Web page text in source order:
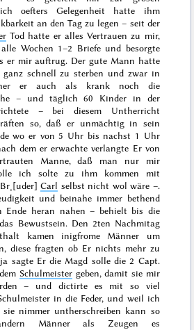
oefters Gelegenheit hatte ihm
an den Tag zu legen – seit der
Tod hatte er alles Vertrauen zu mir,
Wochen 1–2 Briefe und besorgte
er mir auftrug. Der gute Mann hatte
ganz schnell zu sterben und zwar in
er auch als krank noch die
– und täglich 60 Kinder in der
– bei diesem Untherricht
so, daß er unmächtig in sein
wo er von 5 Uhr bis nachst 1 Uhr
dem er erwachte verlangte Er von
Manne, daß man nur mir
ich solte zu ihm kommen mit
Carl selbst nicht wol wäre –.
und beinahe immer bethend
Ende heran nahen – behielt bis die
Bewustsein. Den 2ten Nachmitag
kamen inigfrome Männer um
diese fragten ob Er nichts mehr zu
sagte Er die Magd solle die 2 Capt.
Schulmeister geben, damit sie mir
– und dictirte es mit so viel
in die Feder, und weil ich
sie nimmer untherschreiben kann so
Männer als Zeugen es